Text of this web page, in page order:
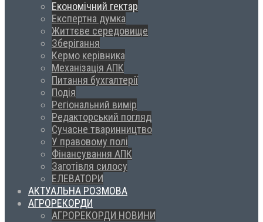
Економічний гектар
Експертна думка
Життєве середовище
Зберігання
Кермо керівника
Механізація АПК
Питання бухгалтерії
Подія
Регіональний вимір
Редакторський погляд
Сучасне тваринництво
У правовому полі
Фінансування АПК
Заготівля силосу
ЕЛЕВАТОРИ
АКТУАЛЬНА РОЗМОВА
АГРОРЕКОРДИ
АГРОРЕКОРДИ НОВИНИ